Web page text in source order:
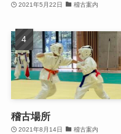
2021年5月22日 稽古案内
稽古場所
2021年8月14日 稽古案内